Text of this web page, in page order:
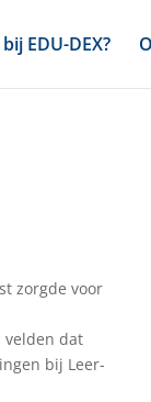
EDU-DEX?
zorgde voor
velden dat
bij Leer-